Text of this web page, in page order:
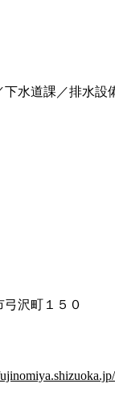
下水道課／排水設
沢町１５０